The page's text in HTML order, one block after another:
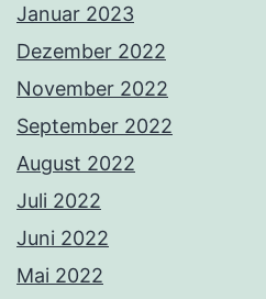
Januar 2023
Dezember 2022
November 2022
September 2022
August 2022
Juli 2022
Juni 2022
Mai 2022